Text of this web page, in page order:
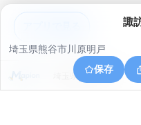
諏
埼玉県熊谷市川原明戸
保存
埼玉県熊谷市千代